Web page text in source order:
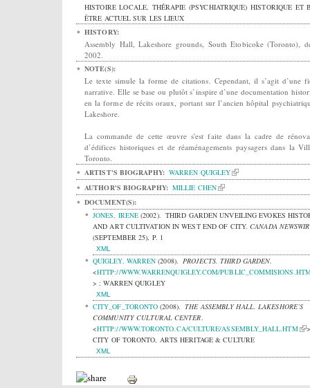
HISTOIRE LOCALE, THÉRAPIE (PSYCHIATRIQUE) HISTORIQUE ET
ÊTRE ACTUEL SUR LES LIEUX
HISTORY:
Assembly Hall, Lakeshore grounds, South Etobicoke (Toronto),
2002.
NOTE(S):
Le texte simule la forme de citations. Cependant, il s’agit d’une
narrative. Elle se base ou plutôt s’inspire d’une documentation
en la forme de récits oraux, portant sur l’ancien hôpital
Lakeshore.
La commande de cette œuvre s'est faite dans la cadre de
d’édifices historiques et de réaménagements paysagers dans la
Toronto.
ARTIST'S BIOGRAPHY: WARREN QUIGLEY
AUTHOR'S BIOGRAPHY: MILLIE CHEN
DOCUMENT(S):
JONES, IRENE(2002). THIRD GARDEN UNVEILING EVOKES
AND ART CULTIVATION IN WEST END OF CITY.CANADA
(SEPTEMBER 25), P. 1
XML
QUIGLEY, WARREN (2008).PROJECTS. THIRD GARDEN.
<HTTP://WWW.WARRENQUIGLEY.COM/
> : WARREN QUIGLEY
XML
CITY_OF_TORONTO (2008).THE ASSEMBLY HALL. LAKESHORE’S
COMMUNITY CULTURAL CENTER.
<HTTP://WWW.TORONTO.CA/CULTURE/ASSEMBLY_HALL.HTM
CITY OF TORONTO, ARTS HERITAGE & CULTURE
XML